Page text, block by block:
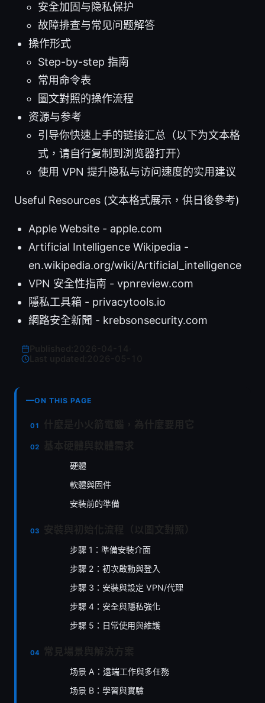
安全加固与隐私保护
故障排查与常见问题解答
操作形式
Step-by-step 指南
常用命令表
圖文對照的操作流程
资源与参考
引导你快速上手的链接汇总（以下为文本格
式，请自行复制到浏览器打开）
使用 VPN 提升隐私与访问速度的实用建议
Useful Resources (文本格式展示，供日後參考)
Apple Website - apple.com
Artificial Intelligence Wikipedia -
en.wikipedia.org/wiki/Artificial_intelligence
VPN 安全性指南 - vpnreview.com
隱私工具箱 - privacytools.io
網路安全新聞 - krebsonsecurity.com
Last updated:
ON THIS PAGE
硬體
軟體與固件
安裝前的準備
步驟 1：準備安裝介面
步驟 2：初次啟動與登入
步驟 3：安裝與設定 VPN/代理
步驟 4：安全與隱私強化
步驟 5：日常使用與維護
场景 A：遠端工作與多任務
场景 B：學習與實驗